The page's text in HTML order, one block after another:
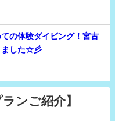
の体験ダイビング！宮古
ました☆彡
ンご紹介】